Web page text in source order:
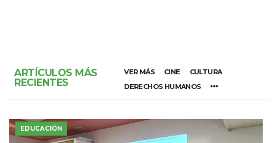
ARTÍCULOS MÁS
RECIENTES
VER MÁS CINE
CULTURA
DERECHOS HUMANOS
EDUCACIÓN